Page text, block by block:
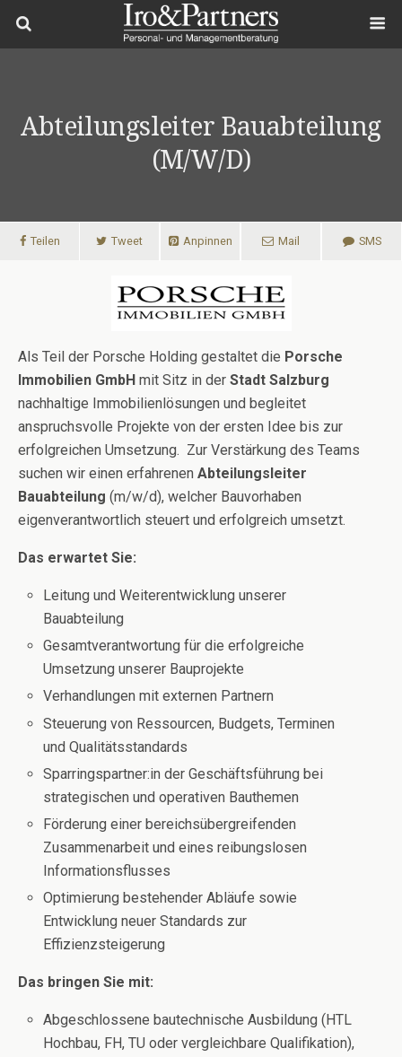
Abteilungsleiter Bauabteilung
(m/w/d)
Teilen Tweet Anpinnen Mail SMS
Als Teil der Porsche Holding gestaltet die Porsche
Immobilien GmbH mit Sitz in der Stadt Salzburg
nachhaltige Immobilienlösungen und begleitet
anspruchsvolle Projekte von der ersten Idee bis zur
erfolgreichen Umsetzung. Zur Verstärkung des Teams
suchen wir einen erfahrenen Abteilungsleiter
Bauabteilung (m/w/d), welcher Bauvorhaben
eigenverantwortlich steuert und erfolgreich umsetzt.
Das erwartet Sie:
Leitung und Weiterentwicklung unserer
Bauabteilung
Gesamtverantwortung für die erfolgreiche
Umsetzung unserer Bauprojekte
Verhandlungen mit externen Partnern
Steuerung von Ressourcen, Budgets, Terminen
und Qualitätsstandards
Sparringspartner:in der Geschäftsführung bei
strategischen und operativen Bauthemen
Förderung einer bereichsübergreifenden
Zusammenarbeit und eines reibungslosen
Informationsflusses
Optimierung bestehender Abläufe sowie
Entwicklung neuer Standards zur
Effizienzsteigerung
Das bringen Sie mit:
Abgeschlossene bautechnische Ausbildung (HTL
Hochbau, FH, TU oder vergleichbare Qualifikation),